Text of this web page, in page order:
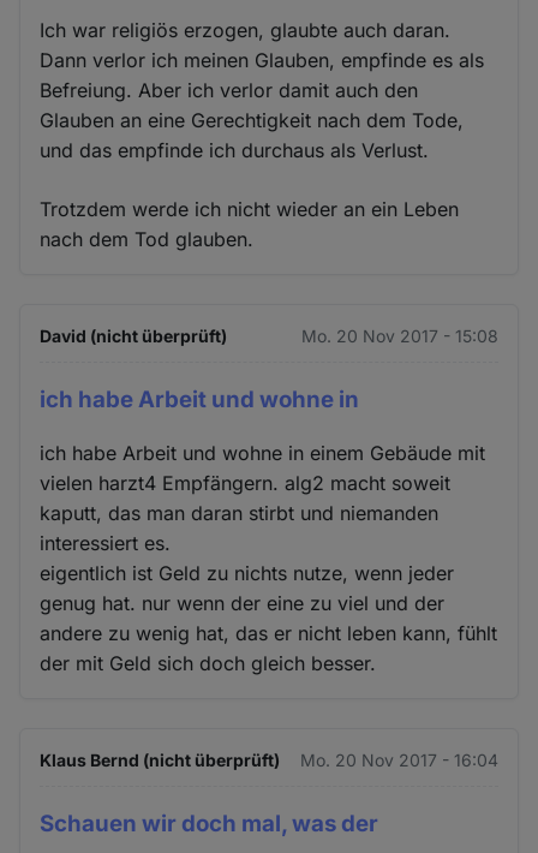
Ich war religiös erzogen, glaubte auch daran.
Dann verlor ich meinen Glauben, empfinde es als
Befreiung. Aber ich verlor damit auch den
Glauben an eine Gerechtigkeit nach dem Tode,
und das empfinde ich durchaus als Verlust.
Trotzdem werde ich nicht wieder an ein Leben
nach dem Tod glauben.
David (nicht überprüft) Mo. 20 Nov 2017 - 15:08
ich habe Arbeit und wohne in
ich habe Arbeit und wohne in einem Gebäude mit
vielen harzt4 Empfängern. alg2 macht soweit
kaputt, das man daran stirbt und niemanden
interessiert es.
eigentlich ist Geld zu nichts nutze, wenn jeder
genug hat. nur wenn der eine zu viel und der
andere zu wenig hat, das er nicht leben kann, fühlt
der mit Geld sich doch gleich besser.
Klaus Bernd (nicht überprüft) Mo. 20 Nov 2017 - 16:04
Schauen wir doch mal, was der